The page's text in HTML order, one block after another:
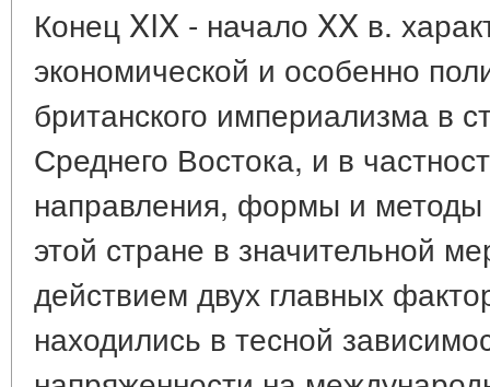
Конец XIX - начало XX в.
экономической и особенно
британского империализма в
Среднего Востока, и в
направления, формы и методы
этой стране в значительной
действием двух главных
находились в тесной